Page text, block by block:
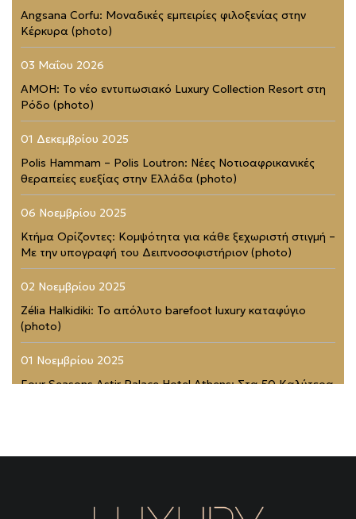
Angsana Corfu: Μοναδικές εμπειρίες φιλοξενίας στην
Κέρκυρα (photo)
03 Μαΐου 2026
AMOH: Το νέο εντυπωσιακό Luxury Collection Resort στη
Ρόδο (photo)
01 Δεκεμβρίου 2025
Polis Hammam – Polis Loutron: Νέες Νοτιοαφρικανικές
θεραπείες ευεξίας στην Ελλάδα (photo)
06 Νοεμβρίου 2025
Κτήμα Ορίζοντες: Κομψότητα για κάθε ξεχωριστή στιγμή –
Με την υπογραφή του Δειπνοσοφιστήριον (photo)
02 Νοεμβρίου 2025
Zélia Halkidiki: Το απόλυτο barefoot luxury καταφύγιο
(photo)
01 Νοεμβρίου 2025
Four Seasons Astir Palace Hotel Athens: Στα 50 Καλύτερα
Rodopou & Beyond: Ένα από τα πιο εντυπωσιακά
31 Μαΐου 2025